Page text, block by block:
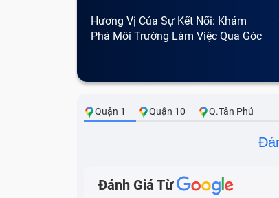
Hương Vị Của Sự Kết Nối: Khám
Phá Môi Trường Làm Việc Qua Góc
Quận 1 Quận 10 Q.Tân Phú
Đánh Giá Từ